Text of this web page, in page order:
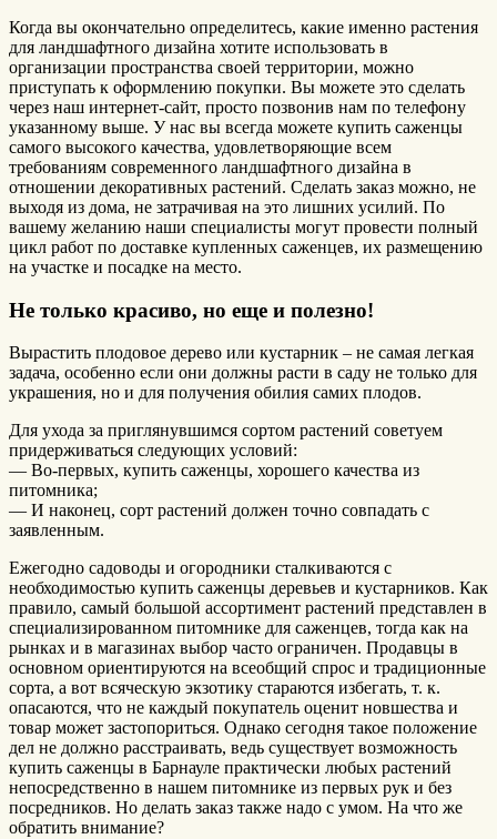
Когда вы окончательно определитесь, какие именно растения
для ландшафтного дизайна хотите использовать в
организации пространства своей территории, можно
приступать к оформлению покупки. Вы можете это сделать
через наш интернет-сайт, просто позвонив нам по телефону
указанному выше. У нас вы всегда можете купить саженцы
самого высокого качества, удовлетворяющие всем
требованиям современного ландшафтного дизайна в
отношении декоративных растений. Сделать заказ можно, не
выходя из дома, не затрачивая на это лишних усилий. По
вашему желанию наши специалисты могут провести полный
цикл работ по доставке купленных саженцев, их размещению
на участке и посадке на место.
Не только красиво, но еще и полезно!
Вырастить плодовое дерево или кустарник – не самая легкая
задача, особенно если они должны расти в саду не только для
украшения, но и для получения обилия самих плодов.
Для ухода за приглянувшимся сортом растений советуем
придерживаться следующих условий:
— Во-первых, купить саженцы, хорошего качества из
питомника;
— И наконец, сорт растений должен точно совпадать с
заявленным.
Ежегодно садоводы и огородники сталкиваются с
необходимостью купить саженцы деревьев и кустарников. Как
правило, самый большой ассортимент растений представлен в
специализированном питомнике для саженцев, тогда как на
рынках и в магазинах выбор часто ограничен. Продавцы в
основном ориентируются на всеобщий спрос и традиционные
сорта, а вот всяческую экзотику стараются избегать, т. к.
опасаются, что не каждый покупатель оценит новшества и
товар может застопориться. Однако сегодня такое положение
дел не должно расстраивать, ведь существует возможность
купить саженцы в Барнауле практически любых растений
непосредственно в нашем питомнике из первых рук и без
посредников. Но делать заказ также надо с умом. На что же
обратить внимание?